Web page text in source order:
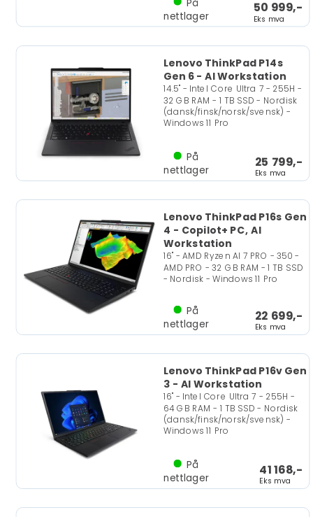
50 999,-
Eks mva
På
nettlager
Lenovo ThinkPad P14s
Gen 6 - AI Workstation
14.5" - Intel Core Ultra 7 - 255H -
32 GB RAM - 1 TB SSD - Nordisk
(dansk/finsk/norsk/svensk) -
Windows 11 Pro
25 799,-
Eks mva
På
nettlager
Lenovo ThinkPad P16s Gen
4 - Copilot+ PC, AI
Workstation
16" - AMD Ryzen AI 7 PRO - 350 -
AMD PRO - 32 GB RAM - 1 TB SSD
- Nordisk - Windows 11 Pro
22 699,-
Eks mva
På
nettlager
Lenovo ThinkPad P16v Gen
3 - AI Workstation
16" - Intel Core Ultra 7 - 255H -
64 GB RAM - 1 TB SSD - Nordisk
(dansk/finsk/norsk/svensk) -
Windows 11 Pro
41 168,-
Eks mva
På
nettlager